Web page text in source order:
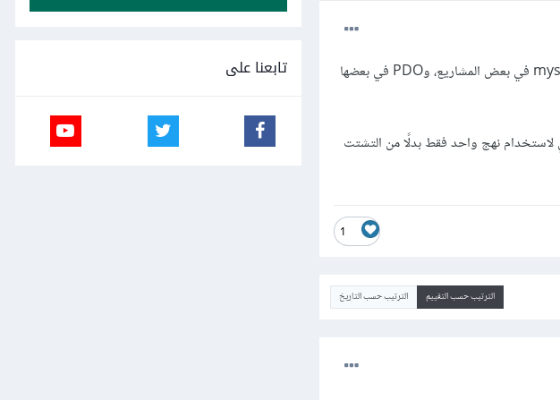
أنا متشتت بين إستخدام mysqli أو PDO للإتصال بقاعدة البيانات. وأقوم بإستعمال mysqli في بعض المشاريع، وPDO في بعضها
نهج واحد فقط بدلًا من التشتت
1
الترتيب حسب التقييم الترتيب حسب التاريخ
تابعنا على